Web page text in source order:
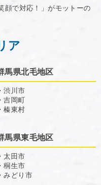
顔で対応！」がモットーの
ア
馬県北毛地区
・渋川市
・吉岡町
・榛東村
馬県東毛地区
・太田市
・桐生市
・みどり市